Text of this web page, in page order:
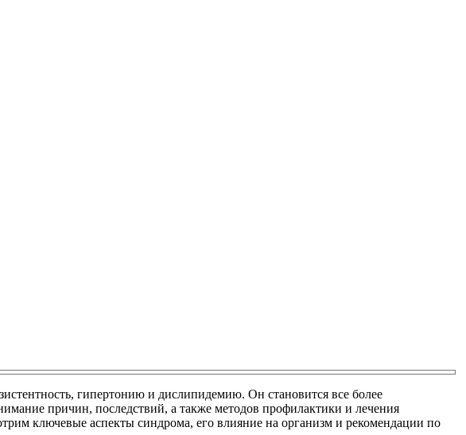
гипертонию и дислипидемию. Он становится все более
причин, последствий, а также методов профилактики и лечения
ключевые аспекты синдрома, его влияние на организм и рекомендации по